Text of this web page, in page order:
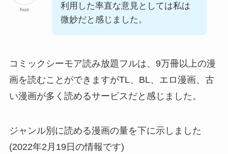
huo
利用した率直な意見としては私は
微妙だと感じました。
コミックシーモア読み放題フルは、9万冊以上の漫
画を読むことができますがTL、BL、エロ漫画、古
い漫画が多く読めるサービスだと感じました。
ジャンル別に読める漫画の量を下に示しました
(2022年2月19日の情報です)